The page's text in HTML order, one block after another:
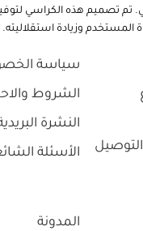
تم تصميم هذه الكراسي
وزيادة استقلاليته.
سياسة
الشروط
النشرة
الأسئلة
المدونة